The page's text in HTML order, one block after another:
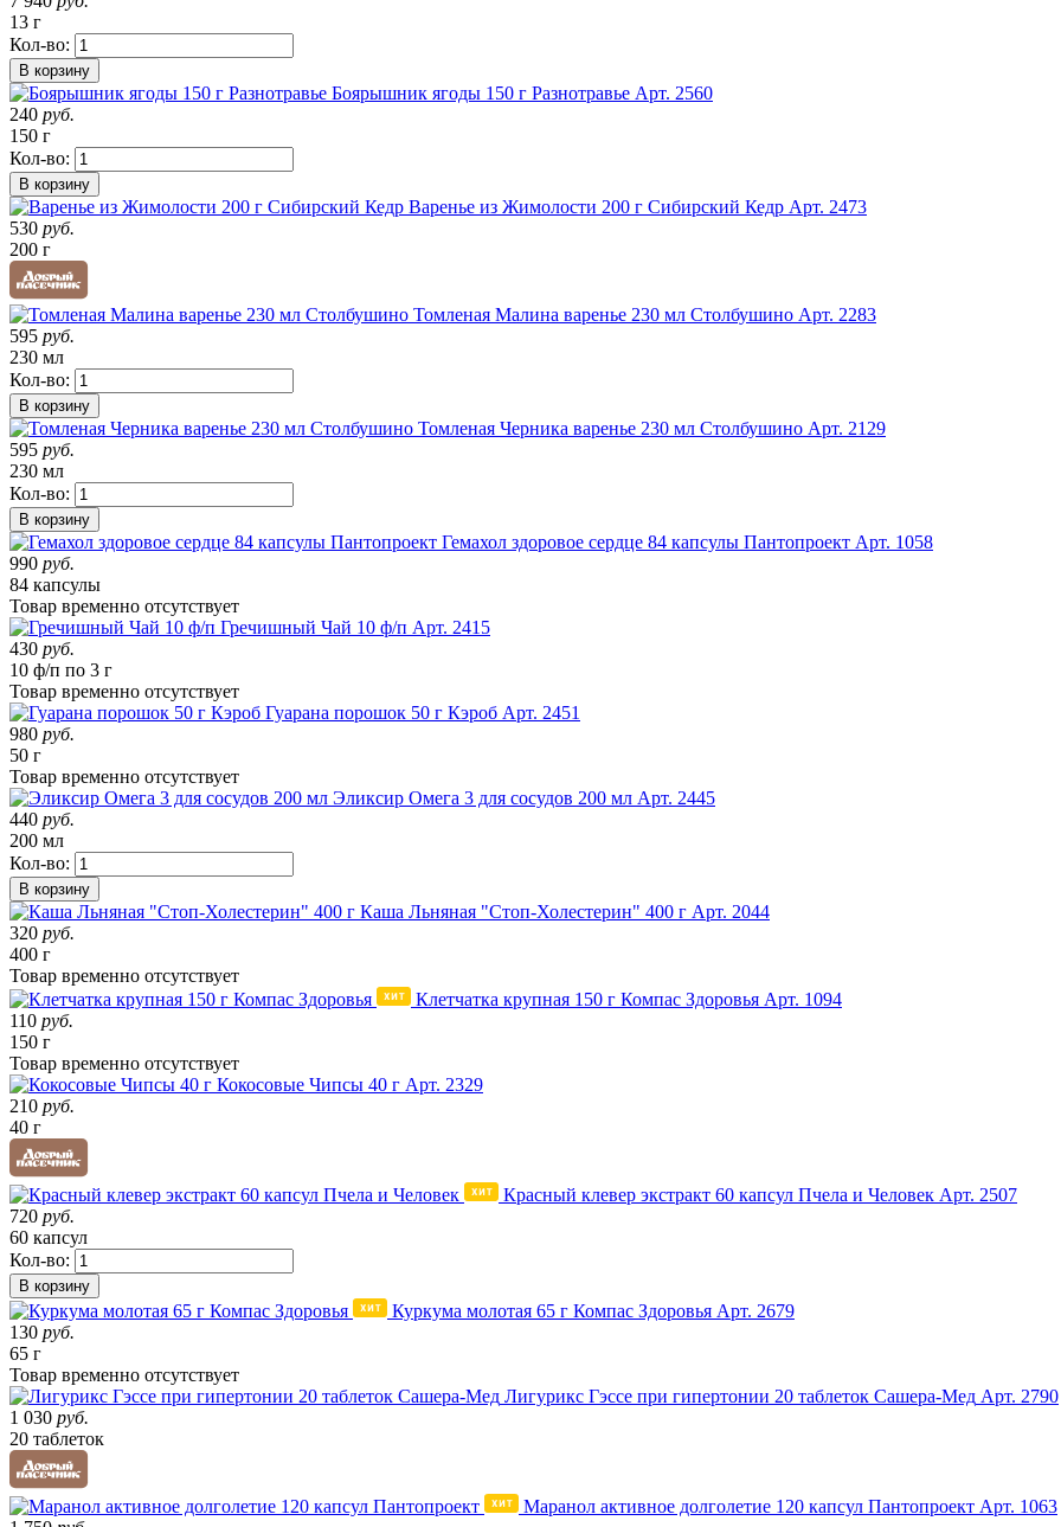
13 г
Кол-во:
В корзину
Боярышник ягоды 150 г Разнотравье Арт. 2560
240 руб.
150 г
Кол-во:
В корзину
Варенье из Жимолости 200 г Сибирский Кедр Арт. 2473
530 руб.
200 г
Томленая Малина варенье 230 мл Столбушино Арт. 2283
595 руб.
230 мл
Кол-во:
В корзину
Томленая Черника варенье 230 мл Столбушино Арт. 2129
595 руб.
230 мл
Кол-во:
В корзину
Гемахол здоровое сердце 84 капсулы Пантопроект Арт. 1058
990 руб.
84 капсулы
Товар временно отсутствует
Гречишный Чай 10 ф/п Арт. 2415
430 руб.
10 ф/п по 3 г
Товар временно отсутствует
Гуарана порошок 50 г Кэроб Арт. 2451
980 руб.
50 г
Товар временно отсутствует
Эликсир Омега 3 для сосудов 200 мл Арт. 2445
440 руб.
200 мл
Кол-во:
В корзину
Каша Льняная "Стоп-Холестерин" 400 г Арт. 2044
320 руб.
400 г
Товар временно отсутствует
Клетчатка крупная 150 г Компас Здоровья Арт. 1094
110 руб.
150 г
Товар временно отсутствует
Кокосовые Чипсы 40 г Арт. 2329
210 руб.
40 г
Красный клевер экстракт 60 капсул Пчела и Человек Арт. 2507
720 руб.
60 капсул
Кол-во:
В корзину
Куркума молотая 65 г Компас Здоровья Арт. 2679
130 руб.
65 г
Товар временно отсутствует
Лигурикс Гэссе при гипертонии 20 таблеток Сашера-Мед Арт. 2790
1 030 руб.
20 таблеток
Маранол активное долголетие 120 капсул Пантопроект Арт. 1063